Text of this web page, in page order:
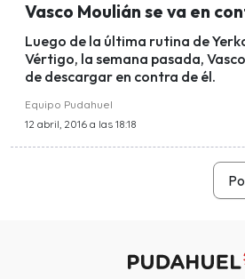
Vasco Moulián se va en
Luego de la última rutina de
Vértigo, la semana pasada,
de descargar en contra de él.
Equipo Pudahuel
12 abril, 2016 a las 18:18